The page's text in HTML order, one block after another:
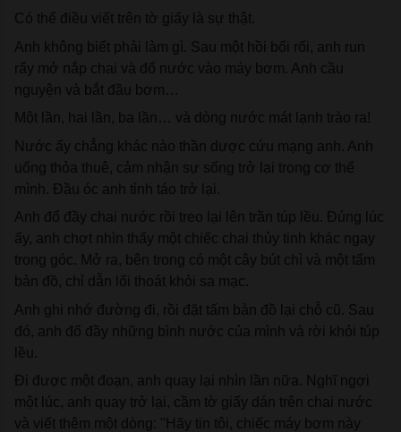
Có thể điều viết trên tờ giấy là sự thật.
Anh không biết phải làm gì. Sau một hồi bối rối, anh run
rẩy mở nắp chai và đổ nước vào máy bơm. Anh cầu
nguyện và bắt đầu bơm…
Một lần, hai lần, ba lần… và dòng nước mát lạnh trào ra!
Nước ấy chẳng khác nào thần dược cứu mạng anh. Anh
uống thỏa thuê, cảm nhận sự sống trở lại trong cơ thể
mình. Đầu óc anh tỉnh táo trở lại.
Anh đổ đầy chai nước rồi treo lại lên trần túp lều. Đúng lúc
ấy, anh chợt nhìn thấy một chiếc chai thủy tinh khác ngay
trong góc. Mở ra, bên trong có một cây bút chì và một tấm
bản đồ, chỉ dẫn lối thoát khỏi sa mạc.
Anh ghi nhớ đường đi, rồi đặt tấm bản đồ lại chỗ cũ. Sau
đó, anh đổ đầy những bình nước của mình và rời khỏi túp
lều.
Đi được một đoạn, anh quay lại nhìn lần nữa. Nghĩ ngợi
một lúc, anh quay trở lại, cầm tờ giấy dán trên chai nước
và viết thêm một dòng: "Hãy tin tôi, chiếc máy bơm này